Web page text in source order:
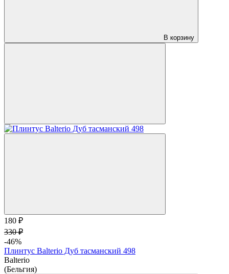
В корзину
180 ₽
330 ₽
-46%
Плинтус Balterio Дуб тасманский 498
Balterio
(Бельгия)